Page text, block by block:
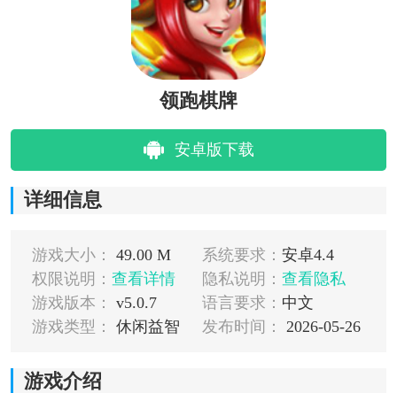
挂机养成
领跑棋牌
安卓版下载
详细信息
游戏大小： 49.00 M 系统要求： 安卓4.4
权限说明： 查看详情 隐私说明： 查看隐私
游戏版本：
v5.0.7 语言要求： 中文
游戏类型：
休闲益智 发布时间： 2026-05-26
游戏介绍